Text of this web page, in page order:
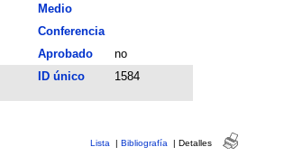
Medio
Conferencia
Aprobado
no
ID único 1584
Lista | Bibliografía | Detalles